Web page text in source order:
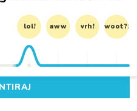
lol! aww vrh! woot?!